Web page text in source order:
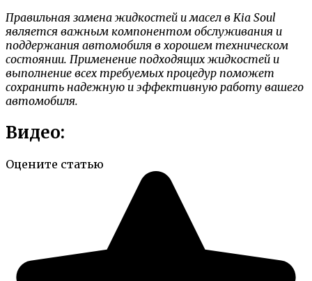
Правильная замена жидкостей и масел в Kia Soul
является важным компонентом обслуживания и
поддержания автомобиля в хорошем техническом
состоянии. Применение подходящих жидкостей и
выполнение всех требуемых процедур поможет
сохранить надежную и эффективную работу вашего
автомобиля.
Видео:
Оцените статью